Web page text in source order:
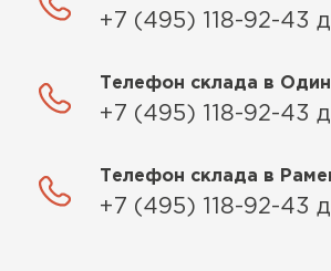
+7 (495) 118-92-43
Телефон склада в
+7 (495) 118-92-43
Телефон склада в
+7 (495) 118-92-43